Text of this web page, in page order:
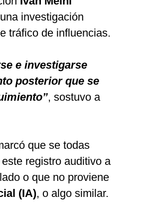
investigación
tráfico de influencias.
e investigarse
posterior que se
, sostuvo a
que se todas
registro auditivo a
o que no proviene
(IA), o algo similar.